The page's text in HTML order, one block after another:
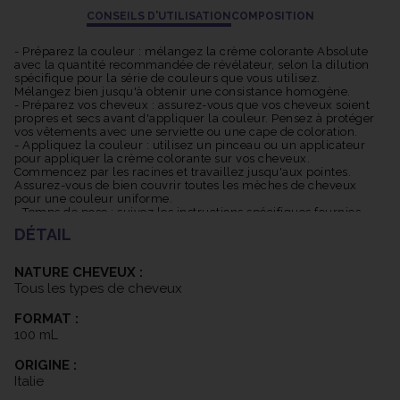
CONSEILS D'UTILISATION COMPOSITION
- Préparez la couleur : mélangez la crème colorante Absolute
avec la quantité recommandée de révélateur, selon la dilution
spécifique pour la série de couleurs que vous utilisez.
Mélangez bien jusqu'à obtenir une consistance homogène.
- Préparez vos cheveux : assurez-vous que vos cheveux soient
propres et secs avant d'appliquer la couleur. Pensez à protéger
vos vêtements avec une serviette ou une cape de coloration.
- Appliquez la couleur : utilisez un pinceau ou un applicateur
pour appliquer la crème colorante sur vos cheveux.
Commencez par les racines et travaillez jusqu'aux pointes.
Assurez-vous de bien couvrir toutes les mèches de cheveux
pour une couleur uniforme.
- Temps de pose : suivez les instructions spécifiques fournies
avec la crème colorante pour déterminer le temps de pause
approprié. Cela peut varier en fonction de la nuance choisie et
pouvez utiliser une serviette chaude pour envelopper vos
cheveux, ce qui peut aider à améliorer la pénétration de la
couleur.
rincez abondamment vos cheveux à l'eau tiède jusqu'à ce que
l'eau soit claire.
appliquez un après-shampooing si désiré.
- Séchage et coiffage : séchez vos cheveux comme d'habitude
et procédez à votre coiffage pour mettre en valeur votre
DÉTAIL
NATURE CHEVEUX :
Tous les types de cheveux
FORMAT :
100 mL
ORIGINE :
Italie